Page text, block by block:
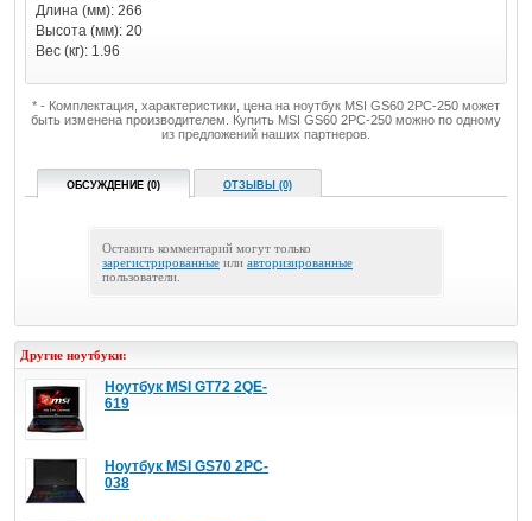
Длина (мм): 266
Высота (мм): 20
Вес (кг): 1.96
* - Комплектация, характеристики, цена на ноутбук MSI GS60 2PC-250 может
быть изменена производителем. Купить MSI GS60 2PC-250 можно по одному
из предложений наших партнеров.
ОБСУЖДЕНИЕ (0) ОТЗЫВЫ (0)
Оставить комментарий могут только
зарегистрированные или авторизированные
пользователи.
Другие ноутбуки:
Ноутбук MSI GT72 2QE-
619
Ноутбук MSI GS70 2PC-
038